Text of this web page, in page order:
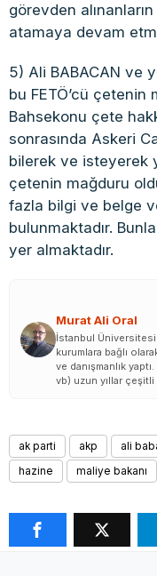
görevden
atamaya devam
5) Ali BABACAN ve
bu FETÖ’cü
Bahsekonu çete
sonrasında Askeri
bilerek ve isteyerek
çetenin mağduru
fazla bilgi ve belge
bulunmaktadır.
yer almaktadır.
Murat Ali Oral
İstanbul
kurumlara bağlı
ve danışmanlık
vb) uzun yıllar çeşitli
ak parti akp ali
hazine
maliye bakanı